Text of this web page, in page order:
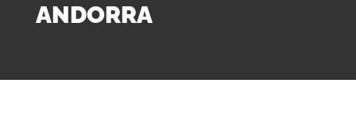
ANDORRA